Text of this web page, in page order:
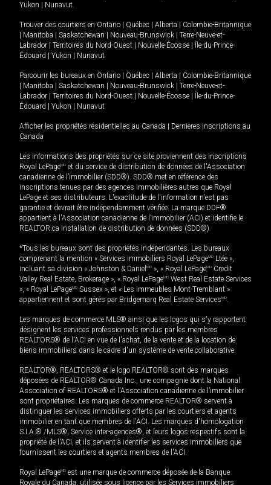
Yukon
Nunavut.
Trouver des courtiers en Ontario Québec Alberta
Colombie-Britannique
Manitoba Saskatchewan Nouveau-Brunswick
Terre-Neuve-et-
Labrador
Territoires du Nord-Ouest Nouvelle-Écosse
Île-du-Prince-
Édouard
Yukon Nunavut
Parcourir les bureaux en Ontario Québec Alberta
Colombie-Britannique
Manitoba Saskatchewan Nouveau-Brunswick
Terre-Neuve-et-
Labrador
Territoires du Nord-Ouest Nouvelle-Écosse
Île-du-Prince-
Édouard
Yukon Nunavut
Afficher les propriétés résidentielles au Canada
Dernières inscriptions au
Canada
Les informations des propriétés sur ce site proviennent des inscriptions
Royal LePageMD et du service de distribution de données de l'Association
canadienne de l’immobilier (SDD®). SDD® met en référence des
inscriptions tenues par des agences immobilières autres que Royal
LePage et ses distributeurs. L'exactitude de l'information n'est pas
garantie et devrait être indépendamment vérifiée. La marque DDF®
appartient à l'Association canadienne de l’immobilier (ACI) et identifie le
REALTOR.ca Installation de distribution de données (SDD®).
*Tous les bureaux sont des propriétés indépendantes. Les bureaux
comprenant la mention « Services immobiliers Royal LePageMD Ltée »,
incluant sa division « Johnston & Daniel MD », « Royal LePageMD Credit
Valley Real Estate, Brokerage », « Royal LePageMD West Real Estate Services
», « Royal LePageMD Sussex », et « Les immeubles Mont-Tremblant »
appartiennent et sont gérés par Bridgemarq Real Estate ServicesMD.
Les marques de commerce MLS® ainsi que les logos qui s'y rapportent
désignent les services professionnels rendus par les membres
REALTORS® de l'ACI en vue de l'achat, de la vente et de la location de
biens immobiliers dans le cadre d'un système de vente collaborative.
REALTOR®, REALTORS® et le logo REALTOR® sont des marques
déposées de REALTOR® Canada Inc., une compagnie dont la National
Association of REALTORS® et l'Association canadienne de l’immobilier
sont propriétaires. Les marques de commerce REALTOR® servent à
distinguer les services immobiliers offerts par les courtiers et agents
immobilier en tant que membres de l'ACI. Les marques d'homologation
S.I.A.® /MLS®, Service inter-agences®, et leurs logos respectifs sont la
propriété de l'ACI, et ils servent à identifier les services immobiliers que
fournissent les courtiers et agents membres de l'ACI.
Royal LePageMD est une marque de commerce déposée de la Banque
Royale du Canada, utilisée sous licence par les Services immobiliers